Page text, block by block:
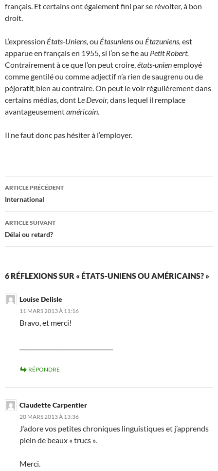
français. Et certains ont également fini par se révolter, à bon
droit.
L’expression États-Uniens, ou Étasuniensou Étazuniens, est
apparue en français en 1955, si l’on se fie au Petit Robert.
Contrairement à ce que l’on peut croire,états-unienemployé
comme gentilé ou comme adjectif n’a rien de saugrenu ou de
péjoratif, bien au contraire. On peut le voir régulièrement dans
certains médias, dont Le Devoir, dans lequel il remplace
avantageusementaméricain.
Il ne faut donc pas hésiter à l’employer.
Navigation
des
articles
ARTICLE PRÉCÉDENT
International
ARTICLE SUIVANT
Délai ou retard?
6 RÉFLEXIONS SUR « ÉTATS-UNIENS OU AMÉRICAINS? »
Louise Delisle
11 MARS 2013 À 11:16
Bravo, et merci!
RÉPONDRE
Claudette Carpentier
20 MARS 2013 À 13:36
J’adore vos petites chroniques linguistiques et j’apprends
plein de beaux « trucs ».
Merci.